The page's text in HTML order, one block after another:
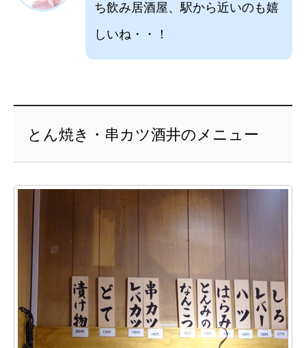
ち飲み居酒屋、駅から近いのも嬉
しいね・・！
とん焼き・串カツ酒井のメニュー